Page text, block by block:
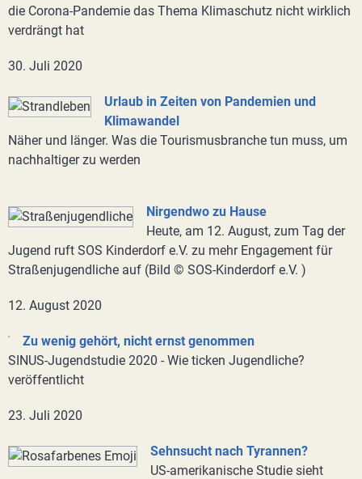
die Corona-Pandemie das Thema Klimaschutz nicht wirklich
verdrängt hat
30. Juli 2020
Urlaub in Zeiten von Pandemien und
Klimawandel
Näher und länger. Was die Tourismusbranche tun muss, um
nachhaltiger zu werden
Nirgendwo zu Hause
Heute, am 12. August, zum Tag der
Jugend ruft SOS Kinderdorf e.V. zu mehr Engagement für
Straßenjugendliche auf (Bild © SOS-Kinderdorf e.V. )
12. August 2020
Zu wenig gehört, nicht ernst genommen
SINUS-Jugendstudie 2020 - Wie ticken Jugendliche?
veröffentlicht
23. Juli 2020
Sehnsucht nach Tyrannen?
US-amerikanische Studie sieht